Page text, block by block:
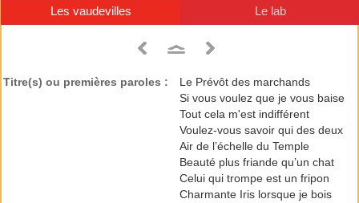
Les vaudevilles
Le lab
Titre(s) ou premières paroles :
Le Prévôt des marchands
Si vous voulez que je vous baise
Tout cela m'est indifférent
Voulez-vous savoir qui des deux
Air de l’échelle du Temple
Beauté plus friande qu’un chat
Celui qui trompe est un fripon
Charmante Iris lorsque je bois